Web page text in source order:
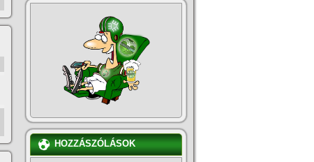
HOZZÁSZÓLÁSOK